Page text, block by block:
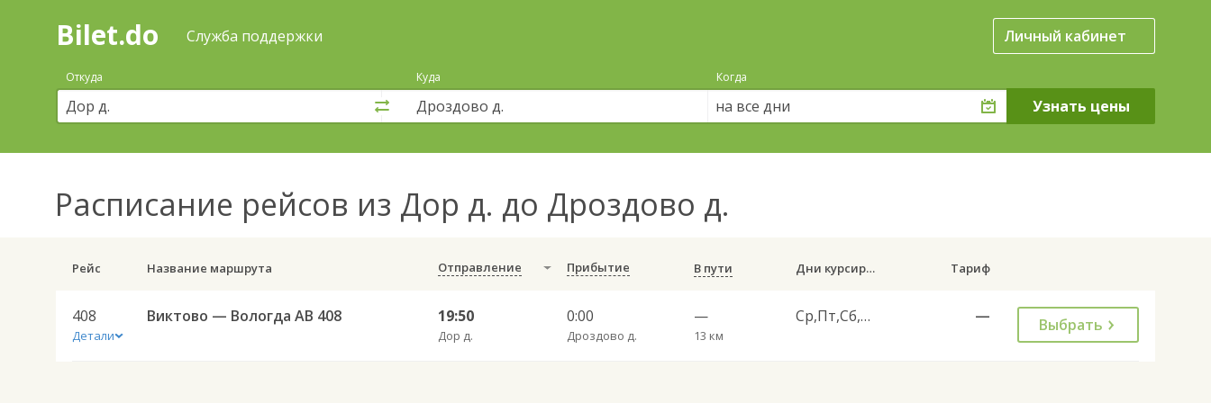
Поиск
покупка
билетов
автобус
онлайн
Bilet.do Служба поддержки Личный кабинет
Откуда Куда Когда
на все дни
Расписание рейсов из Дор д. до Дроздово д.
Рейс Название маршрута Отправление Прибытие В пути Дни курсирования Тариф
408
Детали
Виктово — Вологда АВ 408 19:50
Дор д.
0:00
Дроздово д.
—
13 км
Ср,Пт,Сб,Вс — Выбрать